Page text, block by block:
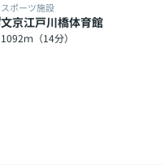
スポーツ施設
文京江戸川橋体育館
1092ｍ（14分）